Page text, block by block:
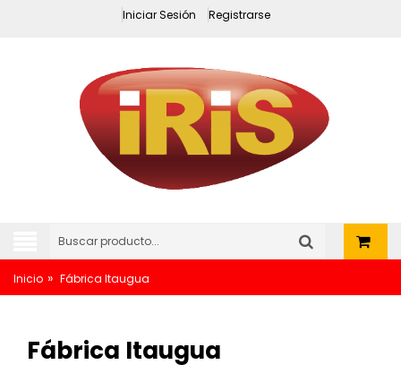
Iniciar Sesión Registrarse
Inicio » Fábrica Itaugua
Fábrica Itaugua